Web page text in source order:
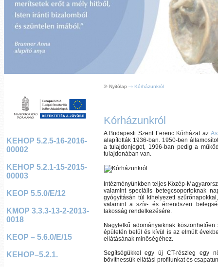
KEHOP 5.2.5-16-2016-
00002
KEHOP 5.2.1-15-2015-
00003
KEOP 5.5.0/E/12
KMOP 3.3.3-13-2-2013-
0018
KEOP – 5.6.0/E/15
KEHOP–5.2.1.
Nyitólap Kórházunkról
Kórházunkról
A Budapesti Szent Ferenc Kórházat az
alapították 1936-ban. 1950-ben
a tulajdonjogot, 1996-ban pedig a
tulajdonában van.
Intézményünkben teljes Közép-
valamint speciális betegcsoportoknak
gyógyításán túl kihelyezett
valamint a szív- és érrendszeri
lakosság rendelkezésére.
Nagylelkű adományaiknak
épületén belül és kívül is az elmúlt
ellátásának minőségéhez.
Segítségükkel egy új CT-részleg egy
bővíthessük ellátási profilunkat és